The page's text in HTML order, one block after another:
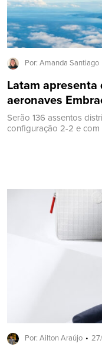
Por: Amanda Santiago
Latam apresenta
aeronaves
Serão 136 assentos
configuração 2-2 e
Por: Ailton Araújo